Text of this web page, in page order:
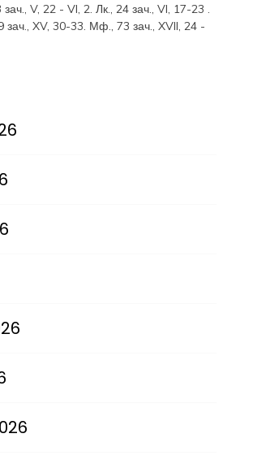
зач., V, 22 - VI, 2. Лк., 24 зач., VI, 17-23 .
зач., XV, 30-33. Мф., 73 зач., XVII, 24 -